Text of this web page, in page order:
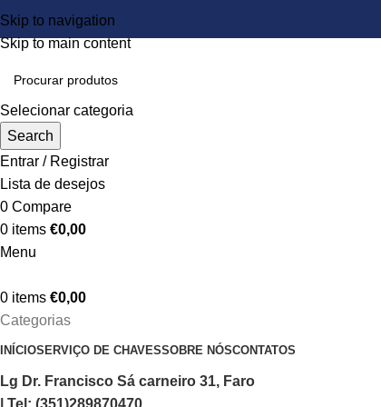
Skip to navigation
Skip to main content
Selecionar categoria
Search
Entrar / Registrar
Lista de desejos
0 Compare
0 items €0,00
Menu
0 items €0,00
Categorias
INÍCIOSERVIÇO DE CHAVESSOBRE NÓSCONTATOS
Lg Dr. Francisco Sá carneiro 31, Faro
| Tel: (351)289870470